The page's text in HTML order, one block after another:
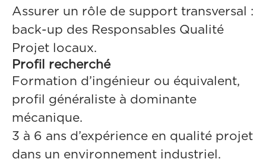
Assurer un rôle de support transversal :
back-up des Responsables Qualité
Projet locaux.
Profil recherché
Formation d’ingénieur ou équivalent,
profil généraliste à dominante
mécanique.
3 à 6 ans d’expérience en qualité projet
dans un environnement industriel.